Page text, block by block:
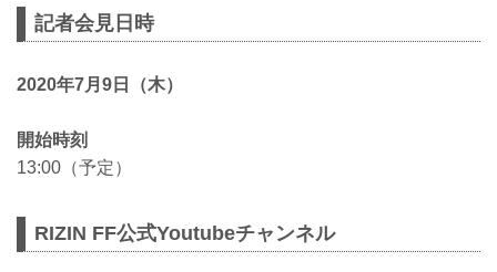
記者会見日時
2020年7月9日（木）
開始時刻
13:00（予定）
RIZIN FF公式Youtubeチャンネル